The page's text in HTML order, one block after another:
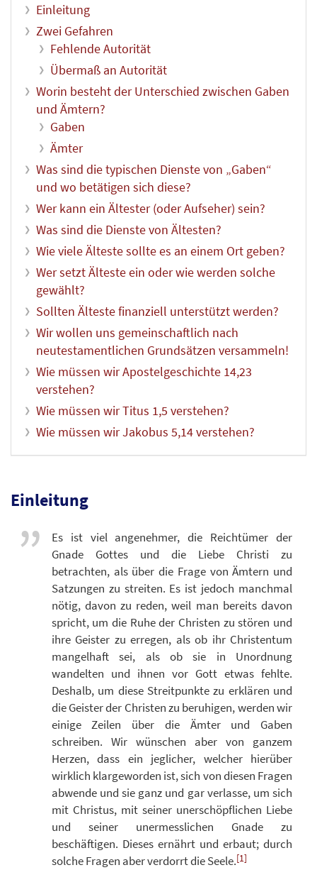
Einleitung
Zwei Gefahren
Fehlende Autorität
Übermaß an Autorität
Worin besteht der Unterschied zwischen Gaben
und Ämtern?
Gaben
Ämter
Was sind die typischen Dienste von „Gaben“
und wo betätigen sich diese?
Wer kann ein Ältester (oder Aufseher) sein?
Was sind die Dienste von Ältesten?
Wie viele Älteste sollte es an einem Ort geben?
Wer setzt Älteste ein oder wie werden solche
gewählt?
Sollten Älteste finanziell unterstützt werden?
Wir wollen uns gemeinschaftlich nach
neutestamentlichen Grundsätzen versammeln!
Wie müssen wir Apostelgeschichte 14,23
verstehen?
Wie müssen wir Titus 1,5 verstehen?
Wie müssen wir Jakobus 5,14 verstehen?
Einleitung
Es ist viel angenehmer, die Reichtümer der
Gnade Gottes und die Liebe Christi zu
betrachten, als über die Frage von Ämtern und
Satzungen zu streiten. Es ist jedoch manchmal
nötig, davon zu reden, weil man bereits davon
spricht, um die Ruhe der Christen zu stören und
ihre Geister zu erregen, als ob ihr Christentum
mangelhaft sei, als ob sie in Unordnung
wandelten und ihnen vor Gott etwas fehlte.
Deshalb, um diese Streitpunkte zu erklären und
die Geister der Christen zu beruhigen, werden wir
einige Zeilen über die Ämter und Gaben
schreiben. Wir wünschen aber von ganzem
Herzen, dass ein jeglicher, welcher hierüber
wirklich klargeworden ist, sich von diesen Fragen
abwende und sie ganz und gar verlasse, um sich
mit Christus, mit seiner unerschöpflichen Liebe
und seiner unermesslichen Gnade zu
beschäftigen. Dieses ernährt und erbaut; durch
solche Fragen aber verdorrt die Seele.[1]